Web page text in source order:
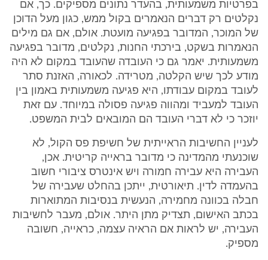
בפרטיות משמעותית, בהעדר נתונים מספיקים. כך, אם
נקלטים רק דברים הנאמרים בקול ממש, כגון מעל הדוכן
של המוכר, המדובר בפגיעה מועטת. אולם, אם גם מילים
הנאמרות בשקט, בירכתי החנות, נקלטים, מדובר בפגיעה
משמעותית. יאמר גם כי העובדה שהעובד במקום לא היה
מודע לכך שיש הקלטה, מטרידה. לכאורה, האזנת סתר
לעובד במקום עבודתו, היא פגיעה משמעותית באמון בין
העובד למעביד ומהווה פגיעה פסולה במיוחד. עם זאת
יוזכר כי לא דברי העובד הם המובאים לבית המשפט.
לעניין החשיבות הראייתית של חשיפת פס הקול, לא
שוכנעתי מהמדינה כי מדובר בראייה קריטית. אכן,
העבירה היא עבירה חמורה ויש אינטרס ציבורי חשוב
בהעמדה לדין. תיאורטית, ייתכן בהחלט שעבירה של
חבלה בכוונה מחמירה, הנעשית בנסיבות המתוארות
בכתב האישום, תצדיק מתן היתר. אולם, מעבר לחשיבות
העבירה, יש לראות אם הראיה עצמה, כראייה, חשובה
מספיק.